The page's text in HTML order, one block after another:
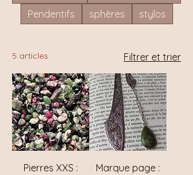
Pendentifs
sphères stylos
5 articles Filtrer et trier
Pierres XXS :
Marque page :